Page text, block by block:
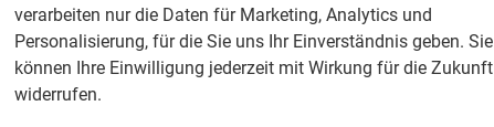
verarbeiten nur die Daten für Marketing, Analytics und
Personalisierung, für die Sie uns Ihr Einverständnis geben. Sie
können Ihre Einwilligung jederzeit mit Wirkung für die Zukunft
widerrufen.